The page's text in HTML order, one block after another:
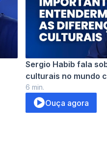
Sergio Habib fala
culturais no mundo
6 min.
Ouça agora